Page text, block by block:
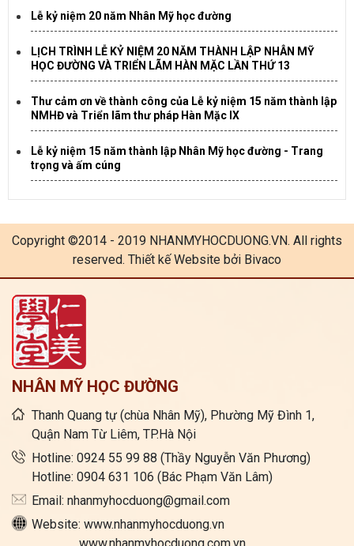
Lễ kỷ niệm 20 năm Nhân Mỹ học đường
LỊCH TRÌNH LỄ KỶ NIỆM 20 NĂM THÀNH LẬP NHÂN MỸ
HỌC ĐƯỜNG VÀ TRIỂN LÃM HÀN MẶC LẦN THỨ 13
Thư cảm ơn về thành công của Lễ kỷ niệm 15 năm thành lập
NMHĐ và Triển lãm thư pháp Hàn Mặc IX
Lễ kỷ niệm 15 năm thành lập Nhân Mỹ học đường - Trang
trọng và ấm cúng
Copyright ©2014 - 2019 NHANMYHOCDUONG.VN. All rights
reserved. Thiết kế Website bởi Bivaco
NHÂN MỸ HỌC ĐƯỜNG
Thanh Quang tự (chùa Nhân Mỹ), Phường Mỹ Đình 1,
Quận Nam Từ Liêm, TP.Hà Nội
Hotline: 0924 55 99 88 (Thầy Nguyễn Văn Phương)
Hotline: 0904 631 106 (Bác Phạm Văn Lâm)
Email: nhanmyhocduong@gmail.com
Website: www.nhanmyhocduong.vn